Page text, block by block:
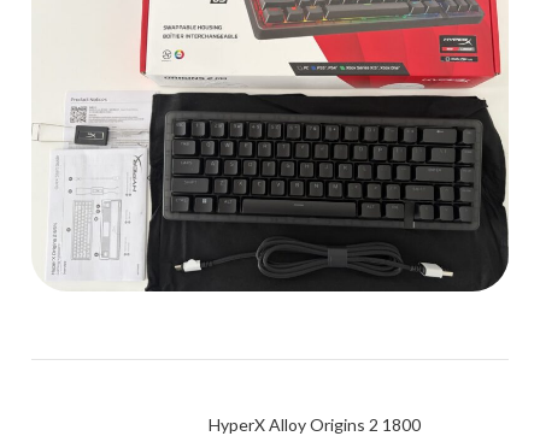
HyperX Alloy Origins 2 1800